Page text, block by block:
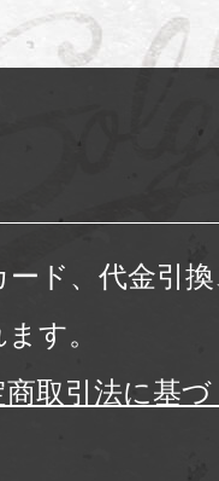
ド、代金引
す。
商取引法に基